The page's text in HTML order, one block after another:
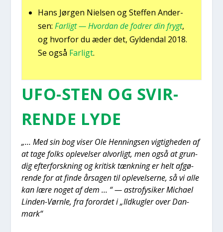
Hans Jør­gen Niel­sen og Stef­fen Ander­
sen: Far­ligt — Hvor­dan de fodrer din frygt,
og hvor­for du æder det, Gyl­den­dal 2018.
Se også Far­ligt.
UFO-STEN OG SVIR­
REN­DE LYDE
„… Med sin bog viser Ole Hen­nings­en vig­tig­he­den af
at tage folks ople­vel­ser alvor­ligt, men også at grun­
dig efter­forsk­ning og kri­tisk tænk­ning er helt afgø­
ren­de for at fin­de årsa­gen til ople­vel­ser­ne, så vi alle
kan lære noget af dem … “ — astro­fy­si­ker Micha­el
Lin­den-Vørn­le, fra for­or­det i „Ild­kug­ler over Dan­
mark“